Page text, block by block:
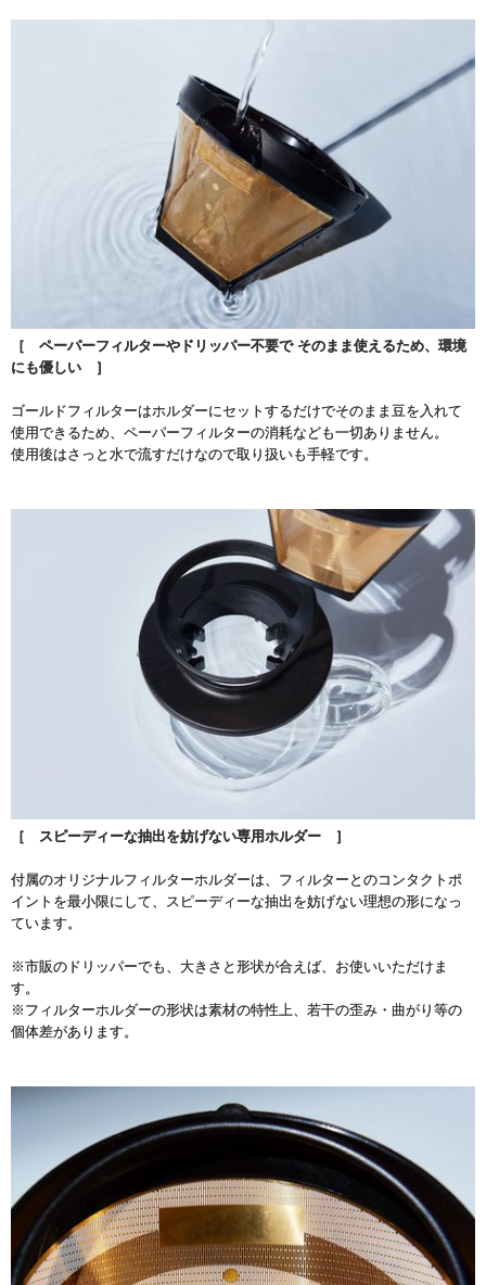
［ ペーパーフィルターやドリッパー不要で そのまま使えるため、環境
にも優しい ］
ゴールドフィルターはホルダーにセットするだけでそのまま豆を入れて
使用できるため、ペーパーフィルターの消耗なども一切ありません。
使用後はさっと水で流すだけなので取り扱いも手軽です。
［ スピーディーな抽出を妨げない専用ホルダー ］
付属のオリジナルフィルターホルダーは、フィルターとのコンタクトポ
イントを最小限にして、スピーディーな抽出を妨げない理想の形になっ
ています。
※市販のドリッパーでも、大きさと形状が合えば、お使いいただけま
す。
※フィルターホルダーの形状は素材の特性上、若干の歪み・曲がり等の
個体差があります。